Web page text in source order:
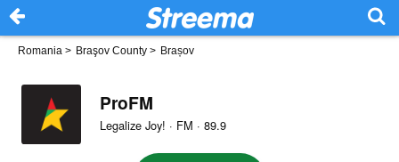
Romania > Braşov County > Brașov
ProFM
Legalize Joy! · FM · 89.9